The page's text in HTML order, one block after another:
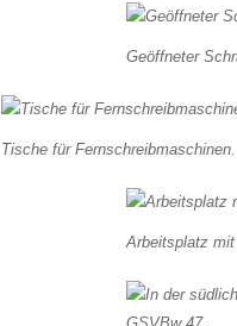
Geöffneter
Tische für Fernschreibmaschinen.
Arbeitsplatz mit